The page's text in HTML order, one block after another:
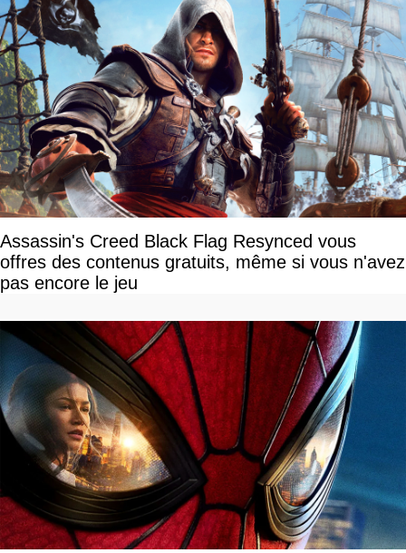
Assassin's Creed Black Flag Resynced vous
offres des contenus gratuits, même si vous n'avez
pas encore le jeu